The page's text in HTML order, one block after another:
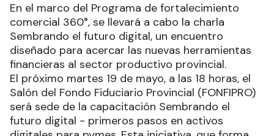
En el marco del Programa de fortalecimiento
comercial 360°, se llevará a cabo la charla
Sembrando el futuro digital, un encuentro
diseñado para acercar las nuevas herramientas
financieras al sector productivo provincial.
El próximo martes 19 de mayo, a las 18 horas, el
Salón del Fondo Fiduciario Provincial (FONFIPRO)
será sede de la capacitación Sembrando el
futuro digital - primeros pasos en activos